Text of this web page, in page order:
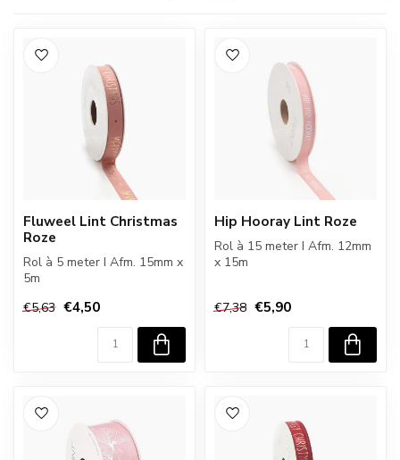
Fluweel Lint Christmas
Roze
Rol à 5 meter I Afm. 15mm x
5m
€5,63 €4,50
Hip Hooray Lint Roze
Rol à 15 meter I Afm. 12mm
x 15m
€7,38 €5,90